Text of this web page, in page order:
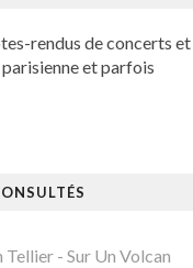
rendus de concerts et
et parfois
Tellier - Sur Un Volcan